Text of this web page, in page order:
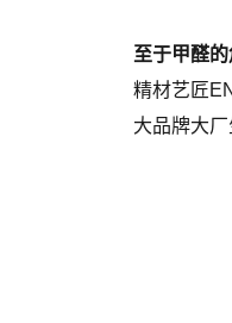
至于甲醛的
精材艺匠
大品牌大